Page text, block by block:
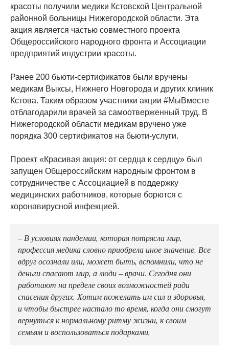
красоты получили медики Кстовской Центральной
районной больницы Нижегородской области. Эта
акция является частью совместного проекта
Общероссийского народного фронта и Ассоциации
предприятий индустрии красоты.
Ранее 200 бьюти-сертификатов были вручены
медикам Выксы, Нижнего Новгорода и других клиник
Кстова. Таким образом участники акции #МыВместе
отблагодарили врачей за самоотверженный труд. В
Нижегородской области медикам вручено уже
порядка 300 сертификатов на бьюти-услуги.
Проект «Красивая акция: от сердца к сердцу» был
запущен Общероссийским народным фронтом в
сотрудничестве с Ассоциацией в поддержку
медицинских работников, которые борются с
коронавирусной инфекцией.
– В условиях пандемии, которая потрясла мир,
профессия медика словно приобрела иное значение. Все
вдруг осознали или, может быть, вспомнили, что не
деньги спасают мир, а люди – врачи. Сегодня они
работают на пределе своих возможностей ради
спасения других. Хотим пожелать им сил и здоровья,
и чтобы быстрее настало то время, когда они смогут
вернуться к нормальному ритму жизни, к своим
семьям и воспользоваться подарками,